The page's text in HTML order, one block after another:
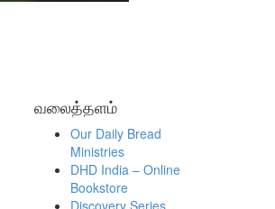
வலைத்தளம்
Our Daily Bread
Ministries
DHD India – Online
Bookstore
Discovery Series